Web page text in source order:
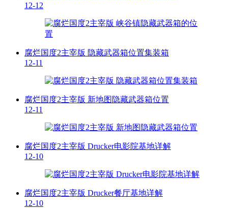
12-12
腐烂国度2主宰版 隐藏武器箱位置集装箱
12-11
腐烂国度2主宰版 新地图隐藏武器箱位置
12-11
腐烂国度2主宰版 Drucker电影院基地详解
12-10
腐烂国度2主宰版 Drucker餐厅基地详解
12-10